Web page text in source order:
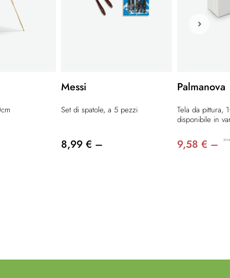
Messi
Set di spatole, a 5 pezzi
8,99 € –
Palmanova
Tela da pittura,
disponibile in
9,58 € –